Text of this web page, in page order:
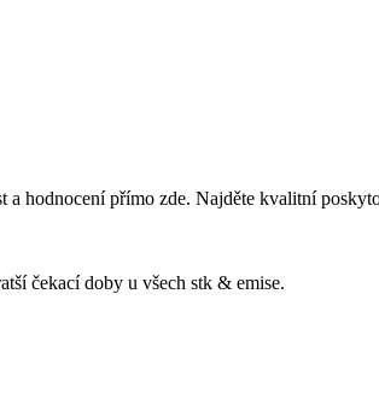
a hodnocení přímo zde. Najděte kvalitní
čekací doby u všech stk & emise.